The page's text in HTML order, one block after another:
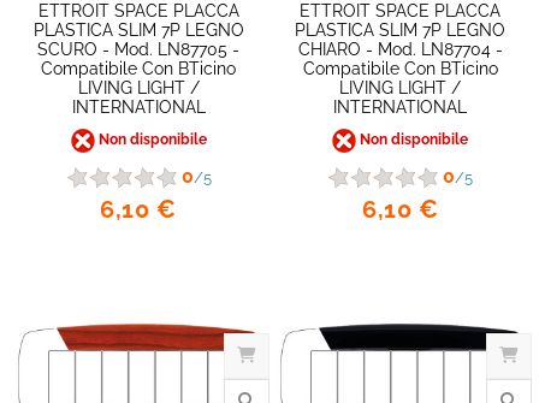
ETTROIT SPACE PLACCA
PLASTICA SLIM 7P LEGNO
SCURO - Mod. LN87705 -
Compatibile Con BTicino
LIVING LIGHT /
INTERNATIONAL
Non disponibile
0/5
6,10 €
ETTROIT SPACE PLACCA
PLASTICA SLIM 7P LEGNO
CHIARO - Mod. LN87704 -
Compatibile Con BTicino
LIVING LIGHT /
INTERNATIONAL
Non disponibile
0/5
6,10 €